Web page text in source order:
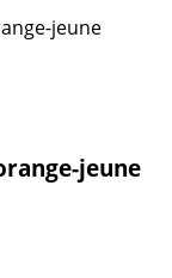
jeune
jeune